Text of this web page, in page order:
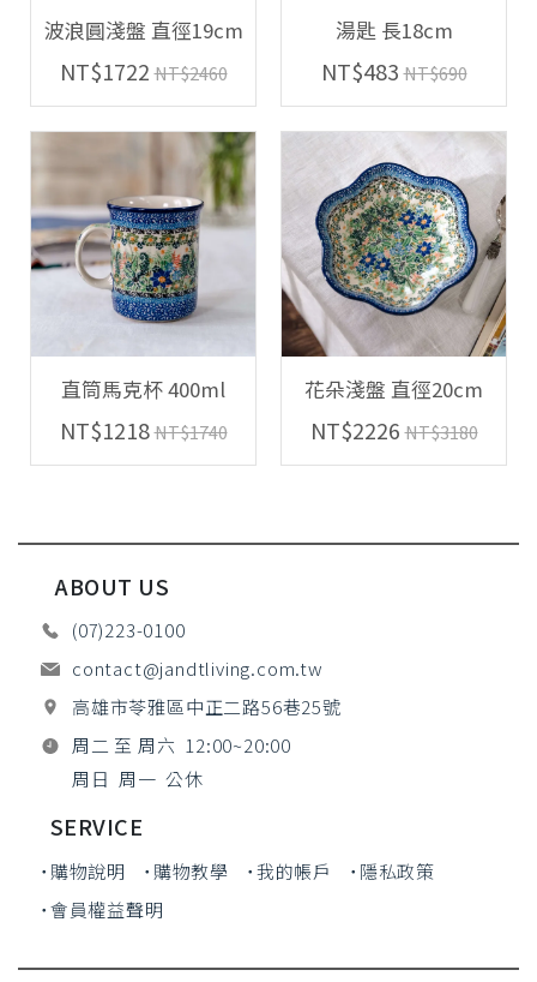
波浪圓淺盤 直徑19cm
NT$1722NT$2460
湯匙 長18cm
NT$483NT$690
直筒馬克杯 400ml
NT$1218NT$1740
花朵淺盤 直徑20cm
NT$2226NT$3180
ABOUT US
(07)223-0100
contact@jandtliving.com.tw
高雄市苓雅區中正二路56巷25號
周二 至 周六 12:00~20:00
周日 周一 公休
SERVICE
˙購物說明 ˙購物教學 ˙我的帳戶
˙隱私政策
˙會員權益聲明